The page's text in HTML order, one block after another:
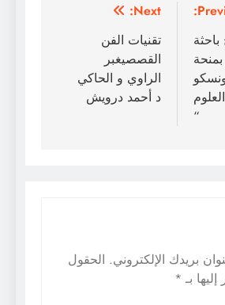
باحثة
“
Next:
تقنيات الفن
القصصيغبر
الراوي و الحاكي
د أحمد درويش
بريدك الإلكتروني. الحقول
بـ *